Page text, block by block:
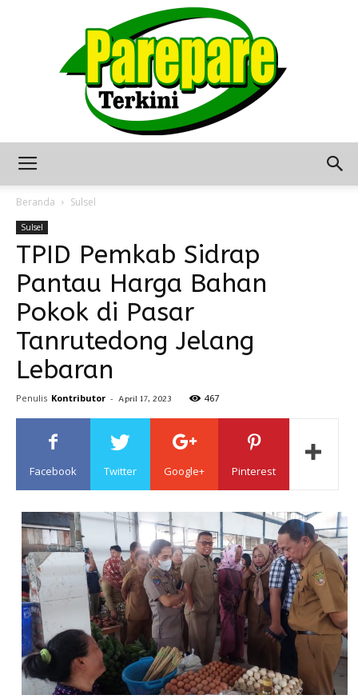
Terkini
Seputar
Sulawesi
Beranda Sulsel
Sulsel
TPID Pemkab Sidrap
Pantau Harga Bahan
Pokok di Pasar
Tanrutedong Jelang
Lebaran
Penulis Kontributor - April 17, 2023 467
Facebook Twitter Google+ Pinterest